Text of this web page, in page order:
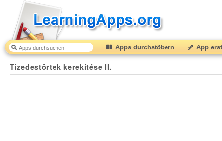
Apps durchstöbern App
Tizedestörtek kerekítése II.